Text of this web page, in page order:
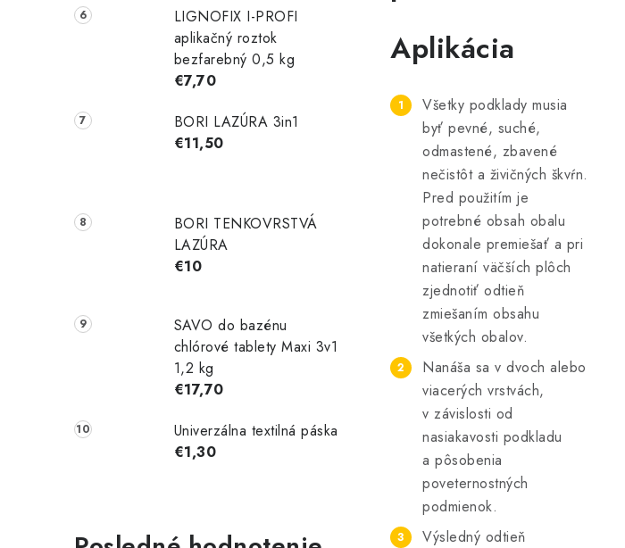
LIGNOFIX I-PROFI
aplikačný roztok
bezfarebný 0,5 kg
€7,70
BORI LAZÚRA 3in1
€11,50
BORI TENKOVRSTVÁ
LAZÚRA
€10
SAVO do bazénu
chlórové tablety Maxi 3v1
1,2 kg
€17,70
Univerzálna textilná páska
€1,30
Aplikácia
Všetky podklady musia
byť pevné, suché,
odmastené, zbavené
nečistôt a živičných škvŕn.
Pred použitím je
potrebné obsah obalu
dokonale premiešať a pri
natieraní väčších plôch
zjednotiť odtieň
zmiešaním obsahu
všetkých obalov.
Nanáša sa v dvoch alebo
viacerých vrstvách,
v závislosti od
nasiakavosti podkladu
a pôsobenia
poveternostných
podmienok.
Výsledný odtieň